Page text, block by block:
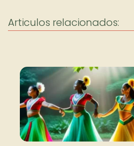
Articulos relacionados: